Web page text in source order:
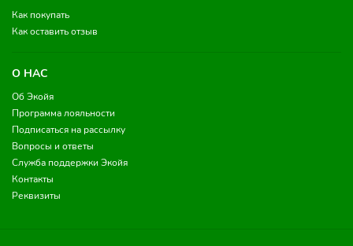
Как покупать
Как оставить отзыв
О НАС
Об Экойя
Программа лояльности
Подписаться на рассылку
Вопросы и ответы
Служба поддержки Экойя
Контакты
Реквизиты